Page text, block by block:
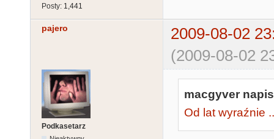
Posty: 1,441
pajero
2009-08-02
(2009-08-02
Podkasetarz
macgyver
Od lat wyraźnie